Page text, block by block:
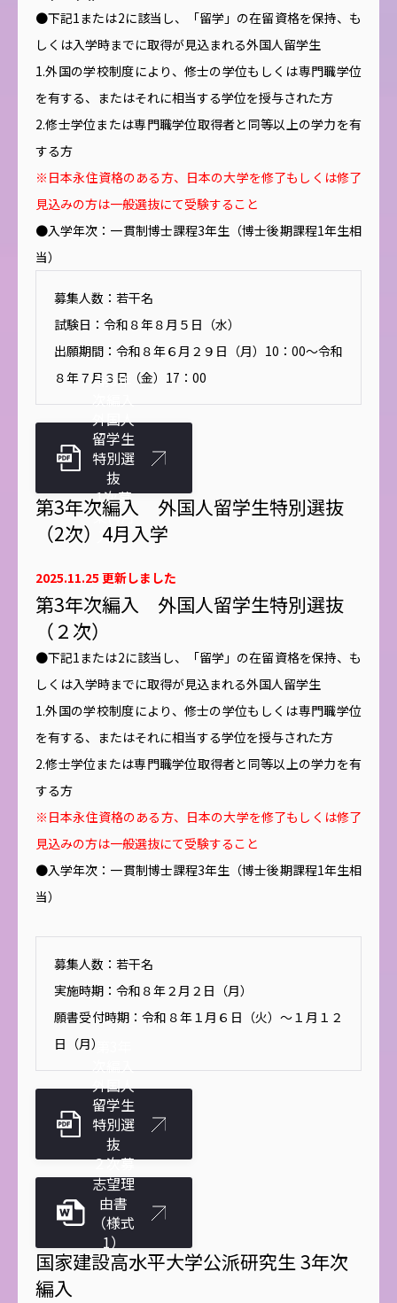
●下記1または2に該当し、「留学」の在留資格を保持、も
しくは入学時までに取得が見込まれる外国人留学生
1.外国の学校制度により、修士の学位もしくは専門職学位
を有する、またはそれに相当する学位を授与された方
2.修士学位または専門職学位取得者と同等以上の学力を有
する方
※日本永住資格のある方、日本の大学を修了もしくは修了
見込みの方は一般選抜にて受験すること
●入学年次：一貫制博士課程3年生（博士後期課程1年生相
当）
募集人数：若干名
試験日：令和８年８月５日（水）
出願期間：令和８年６月２９日（月）10：00～令和
８年７月３日（金）17：00
第3年
次編入
外国人
留学生
特別選
抜
1次募
集(4月
入学)
第3年次編入 外国人留学生特別選抜
（2次）4月入学
2025.11.25 更新しました
第3年次編入 外国人留学生特別選抜
（２次）
●下記1または2に該当し、「留学」の在留資格を保持、も
しくは入学時までに取得が見込まれる外国人留学生
1.外国の学校制度により、修士の学位もしくは専門職学位
を有する、またはそれに相当する学位を授与された方
2.修士学位または専門職学位取得者と同等以上の学力を有
する方
※日本永住資格のある方、日本の大学を修了もしくは修了
見込みの方は一般選抜にて受験すること
●入学年次：一貫制博士課程3年生（博士後期課程1年生相
当）
募集人数：若干名
実施時期：令和８年２月２日（月）
願書受付時期：令和８年１月６日（火）～１月１２
日（月）
次編入
外国人
留学生
特別選
抜
２次募
集(4月
入学)
志望理
由書
（様式
1）
国家建設高水平大学公派研究生 3年次
編入